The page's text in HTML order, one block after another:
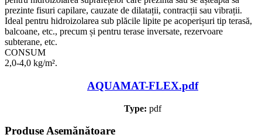
prezinte fisuri capilare, cauzate de dilatații, contracții sau vibrații.
Ideal pentru hidroizolarea sub plăcile lipite pe acoperișuri tip terasă,
balcoane, etc., precum și pentru terase inversate, rezervoare
subterane, etc.
CONSUM
2,0-4,0 kg/m².
AQUAMAT-FLEX.pdf
Type: pdf
Produse Asemănătoare